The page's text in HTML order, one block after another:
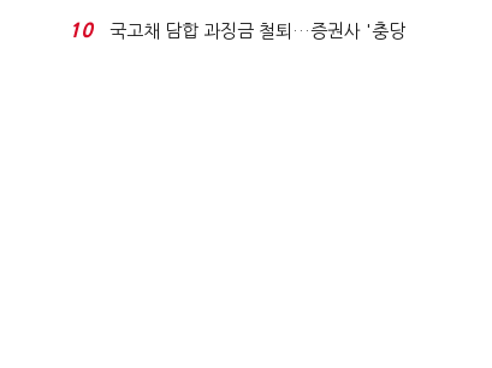
지에 상한가...
10
국고채 담합 과징금 철퇴…증권사 '충당